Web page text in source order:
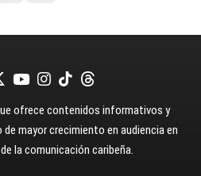
ofrece contenidos informativos y
mayor crecimiento en audiencia en
la comunicación caribeña.